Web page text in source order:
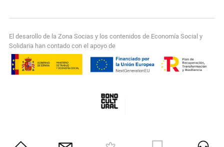
El desarollo de la Zona Socias y los contenidos de Economía Social y
Solidaria han contado con el apoyo de